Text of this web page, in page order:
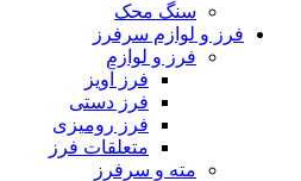
سنگ محک
فرز و لوازم سرفرز
فرز و لوازم
فرز آویز
فرز دستی
فرز رومیزی
متعلقات فرز
مته و سرفرز